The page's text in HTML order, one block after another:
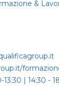
&
| 14:30 -